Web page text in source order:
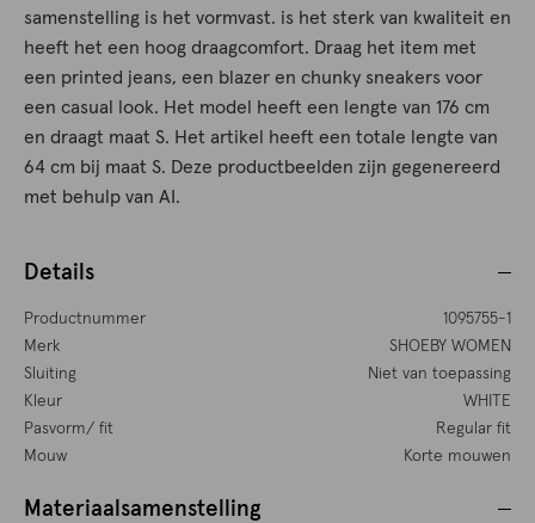
samenstelling is het vormvast. is het sterk van kwaliteit en
heeft het een hoog draagcomfort. Draag het item met
een printed jeans, een blazer en chunky sneakers voor
een casual look. Het model heeft een lengte van 176 cm
en draagt maat S. Het artikel heeft een totale lengte van
64 cm bij maat S. Deze productbeelden zijn gegenereerd
met behulp van AI.
Details
Productnummer
1095755-1
Merk
SHOEBY WOMEN
Sluiting
Niet van toepassing
Kleur
WHITE
Pasvorm/ fit
Regular fit
Mouw
Korte mouwen
Materiaalsamenstelling